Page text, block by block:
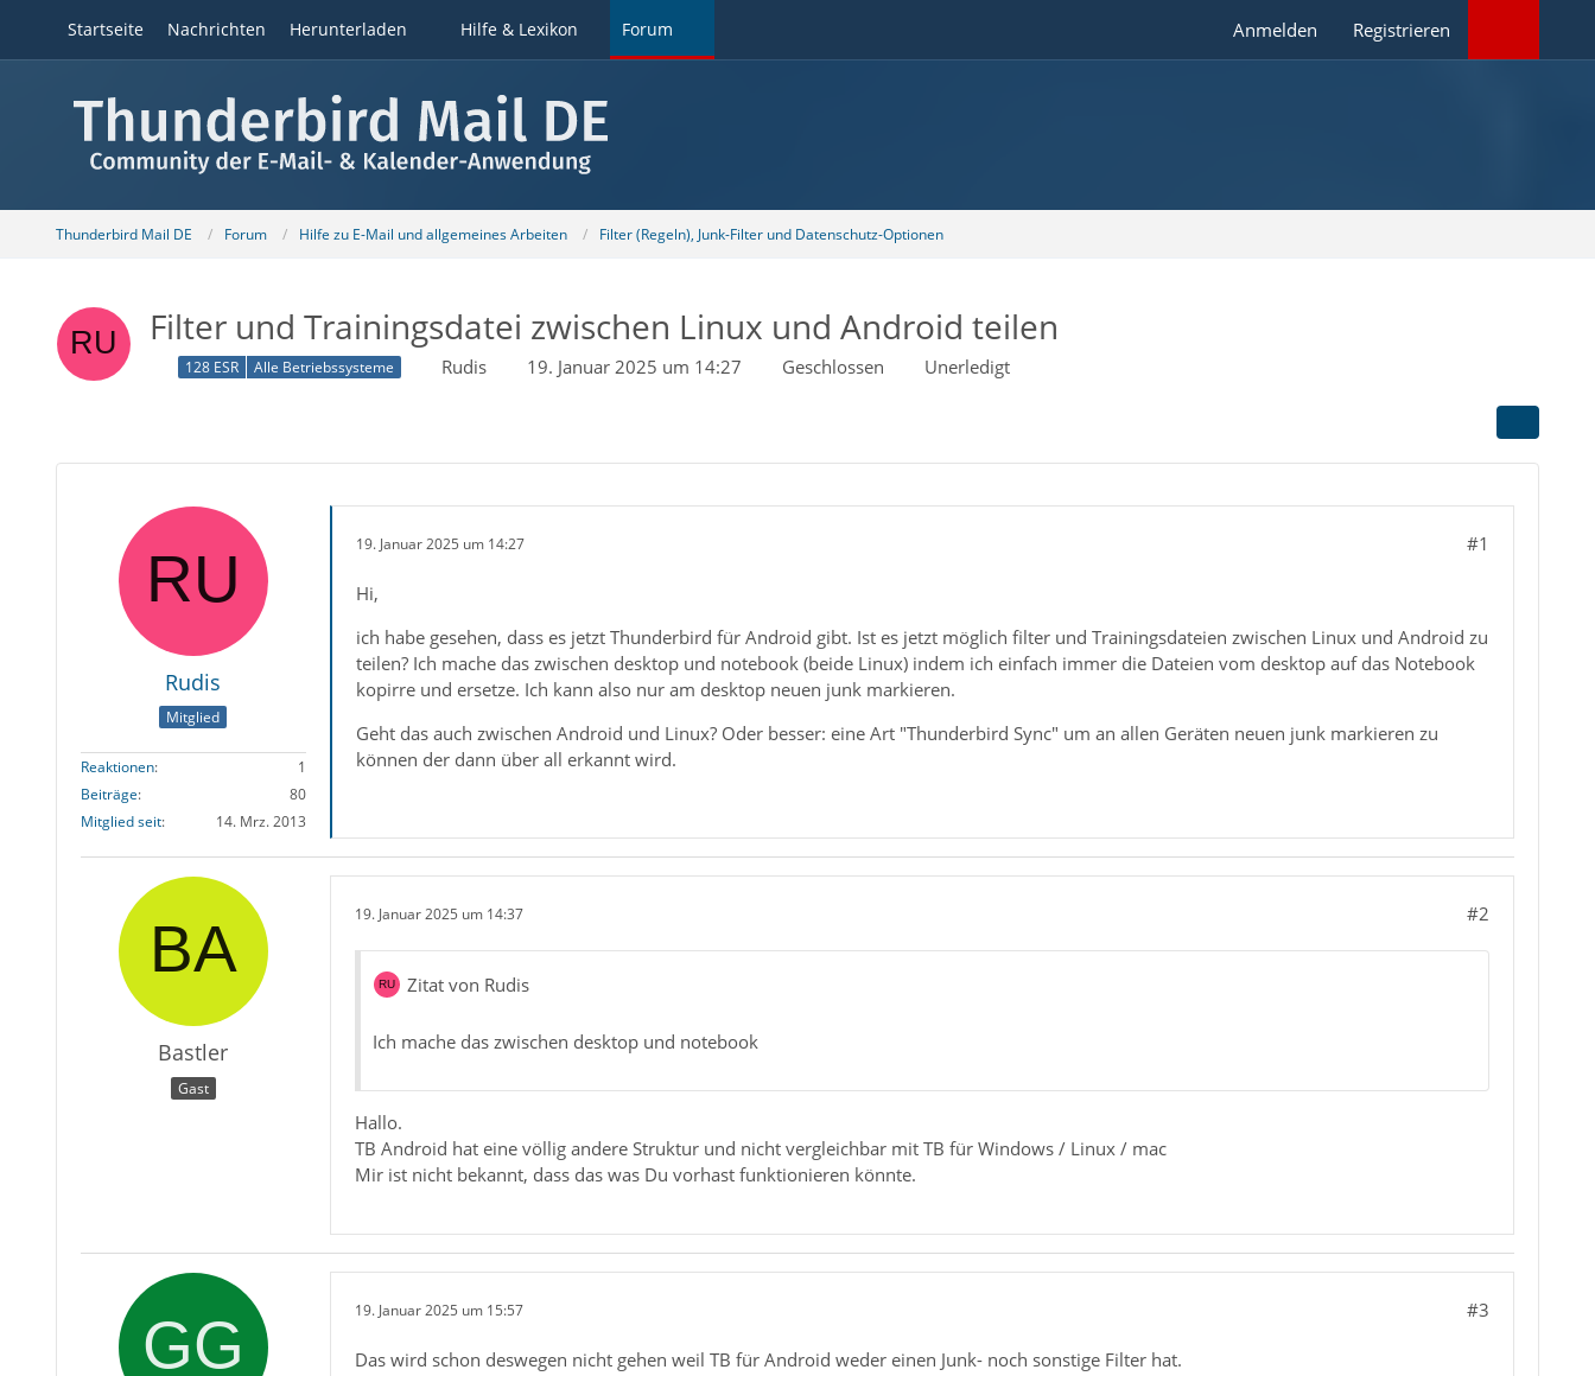
Startseite Nachrichten Herunterladen Hilfe & Lexikon Forum Anmelden Registrieren
Thunderbird Mail DE Forum Hilfe zu E-Mail und allgemeines Arbeiten Filter (Regeln), Junk-Filter und Datenschutz-Optionen
Filter und Trainingsdatei zwischen Linux und Android teilen
128 ESR Alle Betriebssysteme Rudis 19. Januar 2025 um 14:27 Geschlossen Unerledigt
Rudis
Mitglied
Reaktionen
1
Beiträge
80
Mitglied seit
14. Mrz. 2013
19. Januar 2025 um 14:27 #1
Hi,
ich habe gesehen, dass es jetzt Thunderbird für Android gibt. Ist es jetzt möglich filter und Trainingsdateien zwischen Linux und Android zu
teilen? Ich mache das zwischen desktop und notebook (beide Linux) indem ich einfach immer die Dateien vom desktop auf das Notebook
kopirre und ersetze. Ich kann also nur am desktop neuen junk markieren.
Geht das auch zwischen Android und Linux? Oder besser: eine Art "Thunderbird Sync" um an allen Geräten neuen junk markieren zu
können der dann über all erkannt wird.
Bastler
Gast
19. Januar 2025 um 14:37 #2
Zitat von Rudis
Ich mache das zwischen desktop und notebook
Hallo.
TB Android hat eine völlig andere Struktur und nicht vergleichbar mit TB für Windows / Linux / mac
Mir ist nicht bekannt, dass das was Du vorhast funktionieren könnte.
19. Januar 2025 um 15:57 #3
Das wird schon deswegen nicht gehen weil TB für Android weder einen Junk- noch sonstige Filter hat.